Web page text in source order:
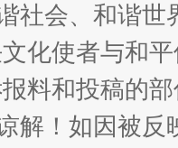
藏房 除
社会、和谐
化使者与和
料和投稿的
解！如因被